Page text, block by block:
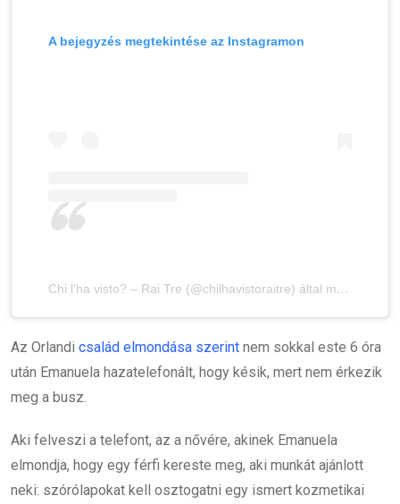
A bejegyzés megtekintése az Instagramon
Chi l’ha visto? – Rai Tre (@chilhavistoraitre) által megosztott bejegyzés
Az Orlandi család elmondása szerint nem sokkal este 6 óra
után Emanuela hazatelefonált, hogy késik, mert nem érkezik
meg a busz.
Aki felveszi a telefont, az a nővére, akinek Emanuela
elmondja, hogy egy férfi kereste meg, aki munkát ajánlott
neki: szórólapokat kell osztogatni egy ismert kozmetikai